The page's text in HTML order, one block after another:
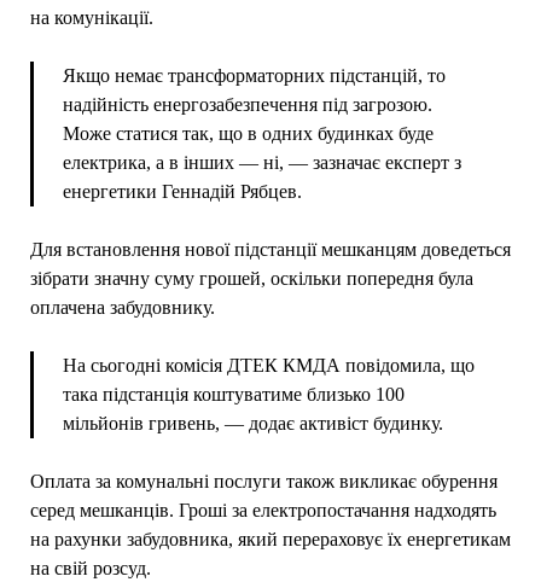
на комунікації.
Якщо немає трансформаторних підстанцій, то
надійність енергозабезпечення під загрозою.
Може статися так, що в одних будинках буде
електрика, а в інших — ні, — зазначає експерт з
енергетики Геннадій Рябцев.
Для встановлення нової підстанції мешканцям доведеться
зібрати значну суму грошей, оскільки попередня була
оплачена забудовнику.
На сьогодні комісія ДТЕК КМДА повідомила, що
така підстанція коштуватиме близько 100
мільйонів гривень, — додає активіст будинку.
Оплата за комунальні послуги також викликає обурення
серед мешканців. Гроші за електропостачання надходять
на рахунки забудовника, який перераховує їх енергетикам
на свій розсуд.